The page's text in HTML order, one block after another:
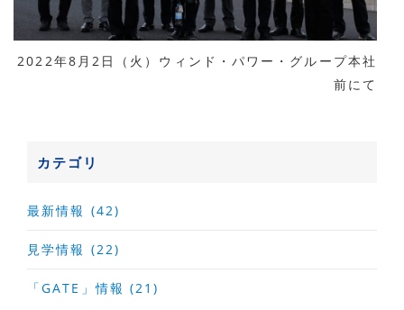
2022年8 月 2 日（火）ウィンド・パワー・グループ本社
前にて
カテゴリ
最新情報 (42)
見学情報 (22)
「GATE」情報 (21)